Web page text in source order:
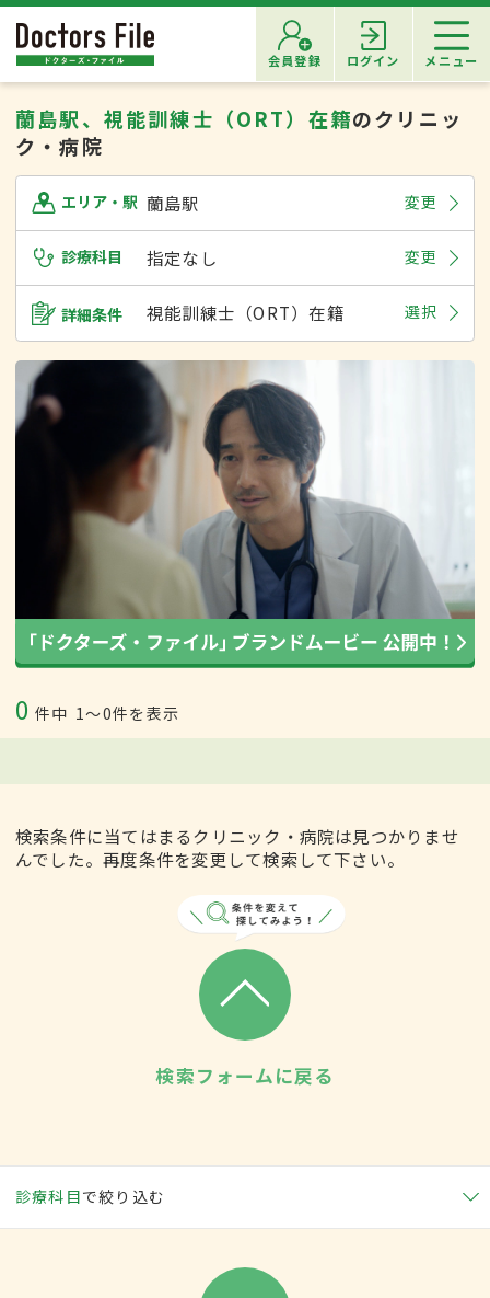
会員登録 ログイン メニュー
蘭島駅、視能訓練士（ORT）在籍のクリニッ
ク・病院
エリア・駅 蘭島駅 変更
診療科目 指定なし 変更
詳細条件 視能訓練士（ORT）在籍 選択
0 件中 1〜0件を表示
検索条件に当てはまるクリニック・病院は見つかりませ
んでした。再度条件を変更して検索して下さい。
検索フォームに戻る
診療科目で絞り込む